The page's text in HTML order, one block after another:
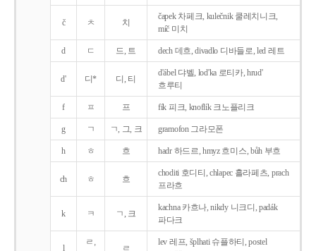
č ㅊ 치
čapek 차페크, kulečnik 쿨레치니크,
míč 미치
d ㄷ 드, 트 dech 데흐, divadlo 디바들로, led 레트
d' 디* 디, 티
d'ábel 댜벨, lod'ka 로티카, hrud'
흐루티
f ㅍ 프 fík 피크, knoflík 크노플리크
g ㄱ ㄱ, 그, 크 gramofon 그라모폰
h ㅎ 흐 hadr 하드르, hmyz 흐미스, bůh 부흐
ch ㅎ 흐
choditi 호디티, chlapec 흘라페츠, prach
프라흐
k ㅋ ㄱ, 크
kachna 카흐나, nikdy 니크디, padák
파다크
l
ㄹ,
ㄹ
lev 레프, šplhati 슈플하티, postel